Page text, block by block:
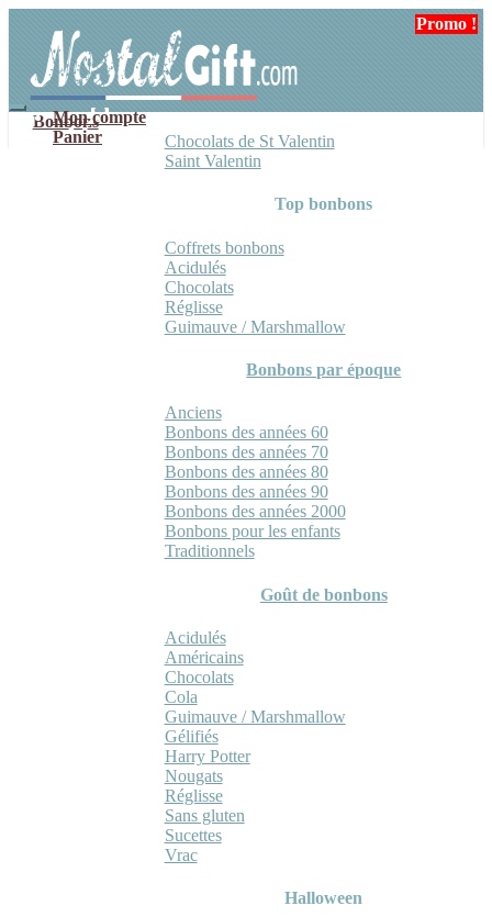
navigation
contenu
Mon compte
Panier
Bonbons
Chocolats de St Valentin
Saint Valentin
Top bonbons
Coffrets bonbons
Acidulés
Chocolats
Réglisse
Guimauve / Marshmallow
Bonbons par époque
Anciens
Bonbons des années 60
Bonbons des années 70
Bonbons des années 80
Bonbons des années 90
Bonbons des années 2000
Bonbons pour les enfants
Traditionnels
Goût de bonbons
Acidulés
Américains
Chocolats
Cola
Guimauve / Marshmallow
Gélifiés
Harry Potter
Nougats
Réglisse
Sans gluten
Sucettes
Vrac
Halloween
Promo !